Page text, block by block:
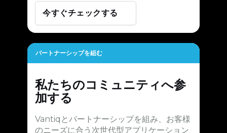
今すぐチェックする
パートナーシップを組む
私たちのコミュニティへ参
加する
Vantiqとパートナーシップを組み、お客様
のニーズに合う次世代型アプリケーション